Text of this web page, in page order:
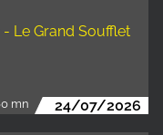
- Le Grand Soufflet
mn 24/07/2026